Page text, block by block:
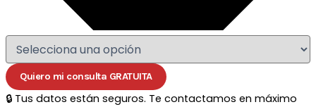
Quiero mi consulta GRATUITA
🔒 Tus datos están seguros. Te contactamos en máximo